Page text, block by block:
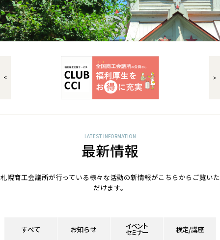
LATEST INFORMATION
最新情報
札幌商工会議所が行っている様々な活動の新情報がこちらからご覧いた
だけます。
すべて お知らせ イベント
セミナー 検定/講座